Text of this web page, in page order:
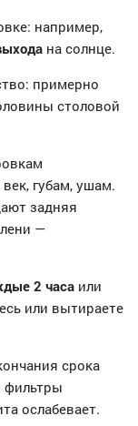
например,
на солнце.
примерно
столовой
губам, ушам.
задняя
—
2 часа или
или вытираете
срока
фильтры
ослабевает.